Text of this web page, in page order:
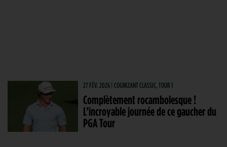
27 FÉV. 2026 | COGNIZANT CLASSIC, TOUR 1
Complètement rocambolesque !
L’incroyable journée de ce gaucher du
PGA Tour